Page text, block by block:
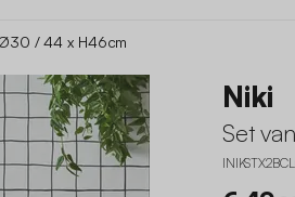
/ 44 x H46cm
Niki
Set